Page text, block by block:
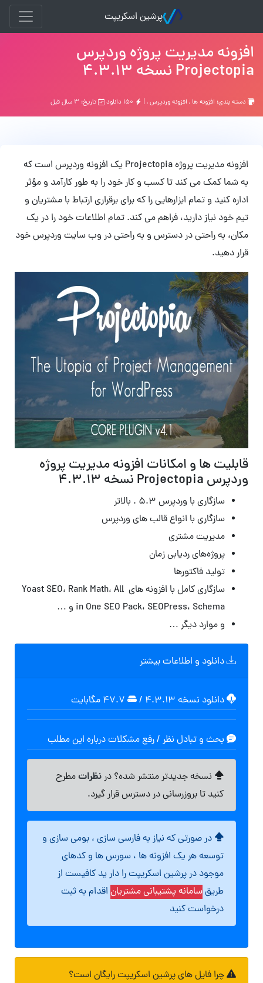
پرشین اسکریپت
افزونه مدیریت پروژه وردپرس
Projectopia نسخه 4.3.13
دسته بندی: افزونه ها, افزونه وردپرس, | تاریخ: ۳ سال قبل
افزونه مدیریت پروژه Projectopia یک افزونه وردپرس است که
به شما کمک می کند تا کسب و کار خود را به طور کارآمد و مؤثر
اداره کنید و تمام ابزارهایی را که برای برقراری ارتباط با مشتریان و
تیم خود نیاز دارید، فراهم می کند. تمام اطلاعات خود را در یک
مکان، به راحتی در دسترس و به راحتی در وب سایت وردپرس خود
قرار دهید.
قابلیت ها و امکانات افزونه مدیریت پروژه
وردپرس Projectopia نسخه 4.3.13
سازگاری با وردپرس ۵.۳ . بالاتر
سازگاری با انواع قالب های وردپرس
مدیریت مشتری
پروژه‌های ردیابی زمان
تولید فاکتورها
سازگاری کامل با افزونه های Yoast SEO، Rank Math، All
in One SEO Pack، SEOPress، Schema و …
و موارد دیگر …
دانلود و اطلاعات بیشتر
دانلود نسخه ۴.۳.۱۳ /
بحث و تبادل نظر / رفع مشکلات درباره این مطلب
نسخه جدیدتر منتشر شده؟ درنظراتمطرح
کنید تا بروزرسانی در دسترس قرار گیرد.
در صورتی که نیاز به فارسی سازی ، بومی سازی و
توسعه هر یک افزونه ها ، سورس ها و کدهای
موجود در پرشین اسکریپت را دار ید کافیست از
طریقسامانه پشتیبانی مشتریان اقدام به ثبت
درخواست کنید
چرا فایل های پرشین اسکریپت رایگان است؟